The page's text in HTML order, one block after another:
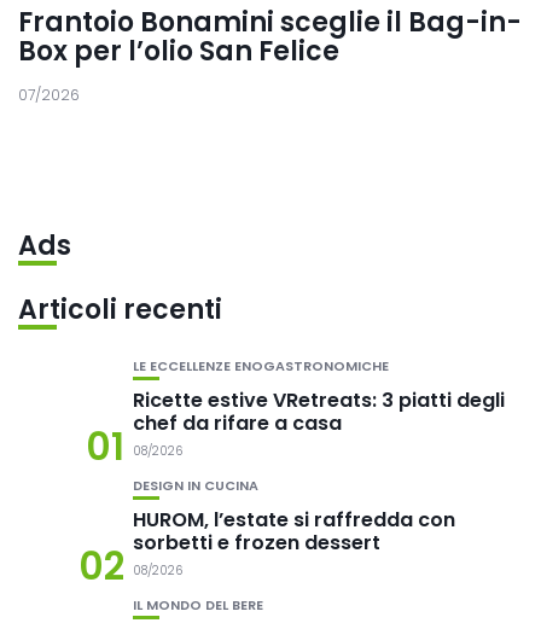
Frantoio Bonamini sceglie il Bag-in-
Box per l’olio San Felice
07/2026
Ads
Articoli recenti
01
LE ECCELLENZE ENOGASTRONOMICHE
Ricette estive VRetreats: 3 piatti degli
chef da rifare a casa
08/2026
02
DESIGN IN CUCINA
HUROM, l’estate si raffredda con
sorbetti e frozen dessert
08/2026
IL MONDO DEL BERE